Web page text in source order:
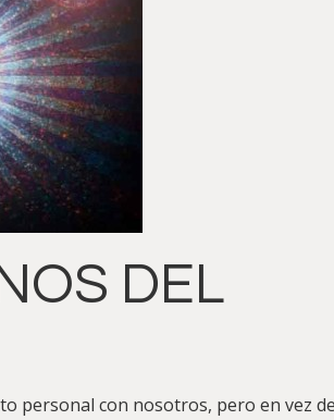
DEL
personal con nosotros, pero en vez de